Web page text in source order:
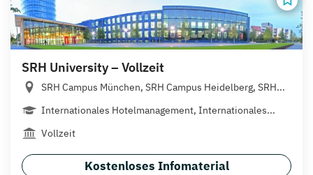
SRH University – Vollzeit
SRH Campus München, SRH Campus Heidelberg, SRH...
Internationales Hotelmanagement, Internationales...
Vollzeit
Kostenloses Infomaterial